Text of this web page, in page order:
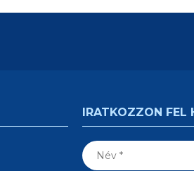
IRATKOZZON FEL